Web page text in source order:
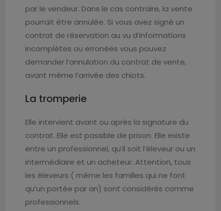
par le vendeur. Dans le cas contraire, la vente
pourrait être annulée. Si vous avez signé un
contrat de réservation au vu d’informations
incomplètes ou erronées vous pouvez
demander l’annulation du contrat de vente,
avant même l’arrivée des chiots.
La tromperie
Elle intervient avant ou après la signature du
contrat. Elle est passible de prison. Elle existe
entre un professionnel, qu’il soit l’éleveur ou un
intermédiaire et un acheteur. Attention, tous
les éleveurs ( même les familles qui ne font
qu’un portée par an) sont considérés comme
professionnels.